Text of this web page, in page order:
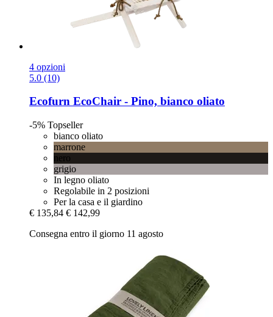
4 opzioni
5.0 (10)
Ecofurn EcoChair -​ Pino, bianco oliato
-5% Topseller
bianco oliato
marrone
nero
grigio
In legno oliato
Regolabile in 2 posizioni
Per la casa e il giardino
€ 135,84 € 142,99
Consegna entro il giorno 11 agosto